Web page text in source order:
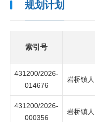
规划计划
索引号
431200/2026-
014676
岩桥镇
431200/2026-
000356
岩桥镇